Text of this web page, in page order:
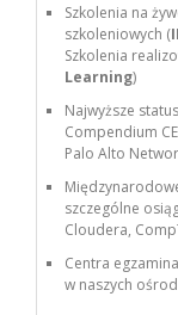
Szkolenia na
szkoleniowych (
Szkolenia
Learning)
Najwyższe
Compendium
Palo Alto
szczególne
Cloudera,
Centra
w naszych